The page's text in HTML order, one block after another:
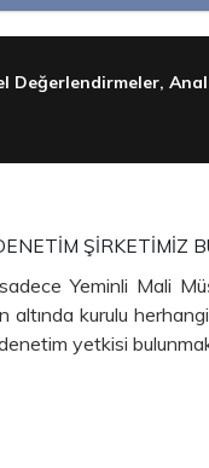
ŞİRKETİMİZ
Yeminli Mali
kurulu
yetkisi